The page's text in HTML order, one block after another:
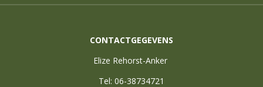
CONTACTGEGEVENS
Elize Rehorst-Anker
Tel: 06-38734721